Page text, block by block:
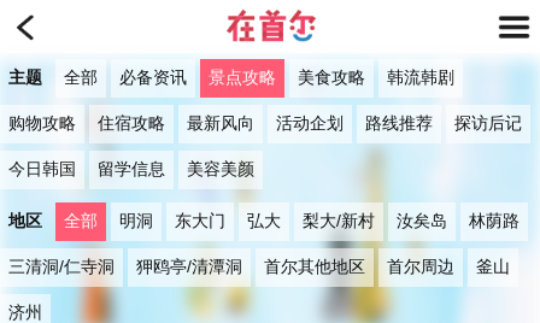
主题 全部 必备资讯 景点攻略 美食攻略 韩流韩剧
购物攻略 住宿攻略 最新风向 活动企划 路线推荐 探访后记
今日韩国 留学信息 美容美颜
地区 全部 明洞 东大门 弘大 梨大/新村 汝矣岛 林荫路
三清洞/仁寺洞 狎鸥亭/清潭洞 首尔其他地区 首尔周边 釜山
济州